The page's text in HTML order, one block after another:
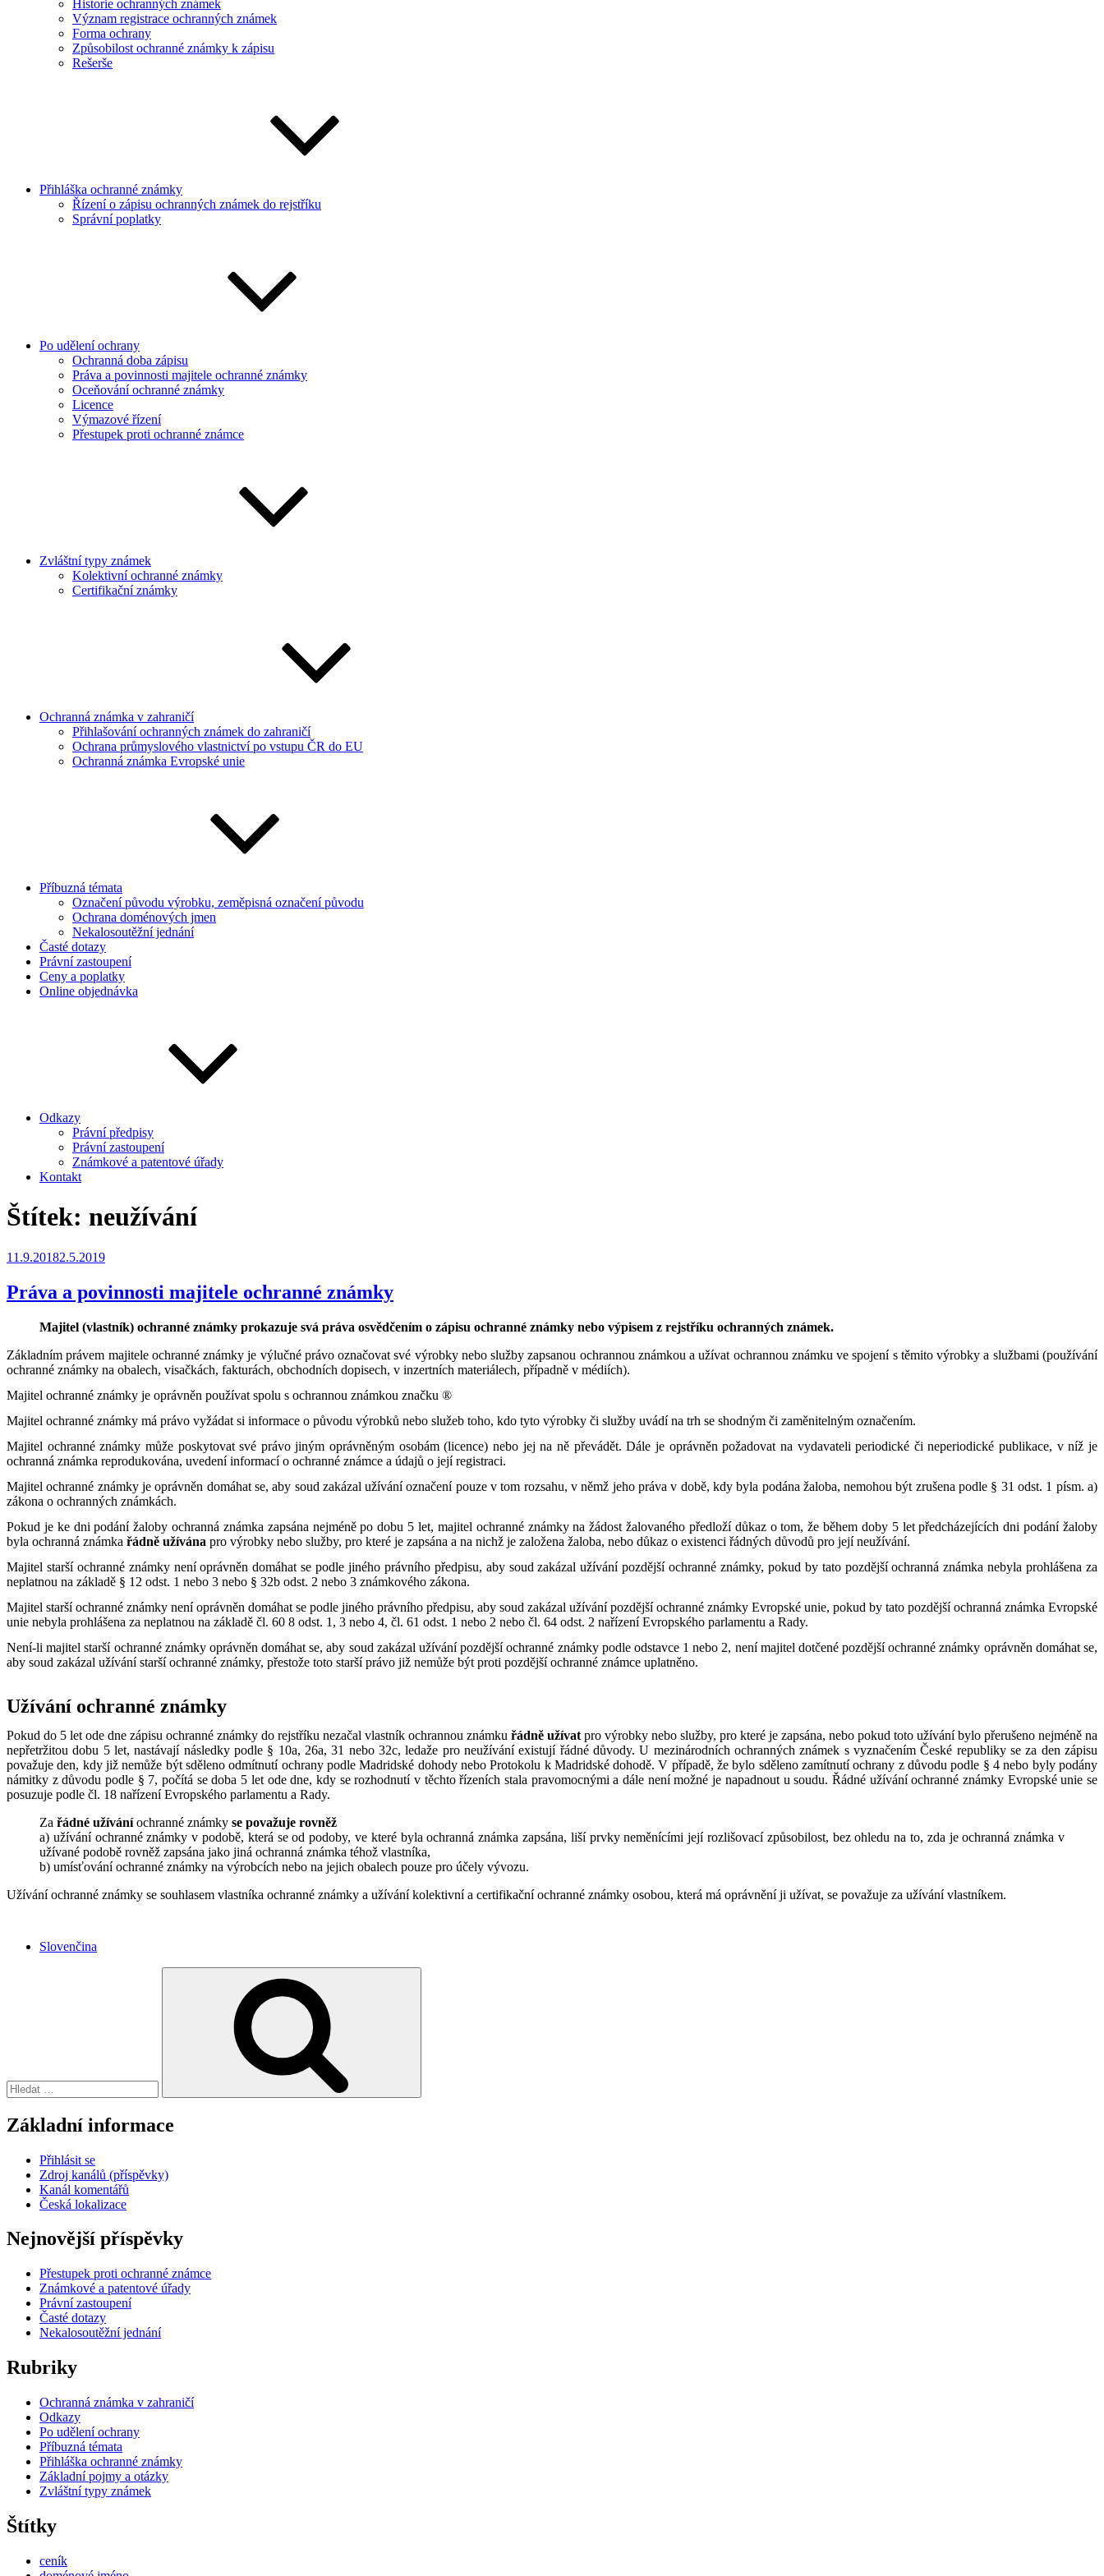
Historie ochranných známek
Význam registrace ochranných známek
Forma ochrany
Způsobilost ochranné známky k zápisu
Rešerše
Přihláška ochranné známky
Řízení o zápisu ochranných známek do rejstříku
Správní poplatky
Po udělení ochrany
Ochranná doba zápisu
Práva a povinnosti majitele ochranné známky
Oceňování ochranné známky
Licence
Výmazové řízení
Přestupek proti ochranné známce
Zvláštní typy známek
Kolektivní ochranné známky
Certifikační známky
Ochranná známka v zahraničí
Přihlašování ochranných známek do zahraničí
Ochrana průmyslového vlastnictví po vstupu ČR do EU
Ochranná známka Evropské unie
Příbuzná témata
Označení původu výrobku, zeměpisná označení původu
Ochrana doménových jmen
Nekalosoutěžní jednání
Časté dotazy
Právní zastoupení
Ceny a poplatky
Online objednávka
Odkazy
Právní předpisy
Právní zastoupení
Známkové a patentové úřady
Kontakt
Štítek: neužívání
Publikováno
11.9.20182.5.2019
Práva a povinnosti majitele ochranné známky
Majitel (vlastník) ochranné známky prokazuje svá práva osvědčením o zápisu ochranné známky nebo výpisem z rejstříku ochranných známek.
Základním právem majitele ochranné známky je výlučné právo označovat své výrobky nebo služby zapsanou ochrannou známkou a užívat ochrannou známku ve spojení s těmito výrobky a službami (používání
ochranné známky na obalech, visačkách, fakturách, obchodních dopisech, v inzertních materiálech, případně v médiích).
Majitel ochranné známky je oprávněn používat spolu s ochrannou známkou značku ®
Majitel ochranné známky má právo vyžádat si informace o původu výrobků nebo služeb toho, kdo tyto výrobky či služby uvádí na trh se shodným či zaměnitelným označením.
Majitel ochranné známky může poskytovat své právo jiným oprávněným osobám (licence) nebo jej na ně převádět. Dále je oprávněn požadovat na vydavateli periodické či neperiodické publikace, v níž je
ochranná známka reprodukována, uvedení informací o ochranné známce a údajů o její registraci.
Majitel ochranné známky je oprávněn domáhat se, aby soud zakázal užívání označení pouze v tom rozsahu, v němž jeho práva v době, kdy byla podána žaloba, nemohou být zrušena podle § 31 odst. 1 písm. a)
zákona o ochranných známkách.
Pokud je ke dni podání žaloby ochranná známka zapsána nejméně po dobu 5 let, majitel ochranné známky na žádost žalovaného předloží důkaz o tom, že během doby 5 let předcházejících dni podání žaloby
byla ochranná známka řádně užívána pro výrobky nebo služby, pro které je zapsána a na nichž je založena žaloba, nebo důkaz o existenci řádných důvodů pro její neužívání.
Majitel starší ochranné známky není oprávněn domáhat se podle jiného právního předpisu, aby soud zakázal užívání pozdější ochranné známky, pokud by tato pozdější ochranná známka nebyla prohlášena za
neplatnou na základě § 12 odst. 1 nebo 3 nebo § 32b odst. 2 nebo 3 známkového zákona.
Majitel starší ochranné známky není oprávněn domáhat se podle jiného právního předpisu, aby soud zakázal užívání pozdější ochranné známky Evropské unie, pokud by tato pozdější ochranná známka Evropské
unie nebyla prohlášena za neplatnou na základě čl. 60 8 odst. 1, 3 nebo 4, čl. 61 odst. 1 nebo 2 nebo čl. 64 odst. 2 nařízení Evropského parlamentu a Rady.
Není-li majitel starší ochranné známky oprávněn domáhat se, aby soud zakázal užívání pozdější ochranné známky podle odstavce 1 nebo 2, není majitel dotčené pozdější ochranné známky oprávněn domáhat se,
aby soud zakázal užívání starší ochranné známky, přestože toto starší právo již nemůže být proti pozdější ochranné známce uplatněno.
Užívání ochranné známky
Pokud do 5 let ode dne zápisu ochranné známky do rejstříku nezačal vlastník ochrannou známku řádně užívat pro výrobky nebo služby, pro které je zapsána, nebo pokud toto užívání bylo přerušeno nejméně na
nepřetržitou dobu 5 let, nastávají následky podle § 10a, 26a, 31 nebo 32c, ledaže pro neužívání existují řádné důvody. U mezinárodních ochranných známek s vyznačením České republiky se za den zápisu
považuje den, kdy již nemůže být sděleno odmítnutí ochrany podle Madridské dohody nebo Protokolu k Madridské dohodě. V případě, že bylo sděleno zamítnutí ochrany z důvodu podle § 4 nebo byly podány
námitky z důvodu podle § 7, počítá se doba 5 let ode dne, kdy se rozhodnutí v těchto řízeních stala pravomocnými a dále není možné je napadnout u soudu. Řádné užívání ochranné známky Evropské unie se
posuzuje podle čl. 18 nařízení Evropského parlamentu a Rady.
Za řádné užíváníochranné známky se považuje rovněž
a) užívání ochranné známky v podobě, která se od podoby, ve které byla ochranná známka zapsána, liší prvky neměnícími její rozlišovací způsobilost, bez ohledu na to, zda je ochranná známka v
užívané podobě rovněž zapsána jako jiná ochranná známka téhož vlastníka,
b) umísťování ochranné známky na výrobcích nebo na jejich obalech pouze pro účely vývozu.
Užívání ochranné známky se souhlasem vlastníka ochranné známky a užívání kolektivní a certifikační ochranné známky osobou, která má oprávnění ji užívat, se považuje za užívání vlastníkem.
Slovenčina
Základní informace
Přihlásit se
Zdroj kanálů (příspěvky)
Kanál komentářů
Česká lokalizace
Nejnovější příspěvky
Přestupek proti ochranné známce
Známkové a patentové úřady
Právní zastoupení
Časté dotazy
Nekalosoutěžní jednání
Rubriky
Ochranná známka v zahraničí
Odkazy
Po udělení ochrany
Příbuzná témata
Přihláška ochranné známky
Základní pojmy a otázky
Zvláštní typy známek
Štítky
ceník